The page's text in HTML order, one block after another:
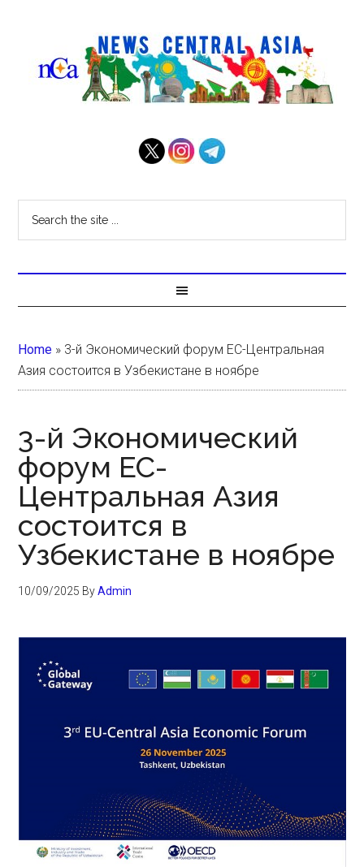
Home » 3-й Экономический форум ЕС-Центральная
Азия состоится в Узбекистане в ноябре
3-й Экономический
форум ЕС-
Центральная Азия
состоится в
Узбекистане в ноябре
10/09/2025 ByAdmin